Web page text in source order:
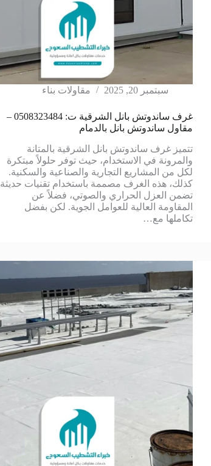
سبتمبر 20, 2025 مقاولات بناء
غرف ساندوتش بانل الشرقية ت: 0508323484 –
مقاول ساندوتش بانل بالدمام
تتميز غرف ساندوتش بانل الشرقية بالمتانة
والمرونة في الاستخدام، حيث توفر حلولاً مبتكرة
لكل من المشاريع التجارية والصناعية والسكنية.
كذلك، هذه الغرف مصممة باستخدام تقنيات حديثة
تضمن العزل الحراري والصوتي، فضلاً عن
المقاومة العالية للعوامل الجوية. لكن بفضل
تكاملها مع…